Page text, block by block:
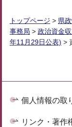
トップページ > 県
事務局 > 政治資金
年11月29日公表) >
個人情報の取
リンク・著作